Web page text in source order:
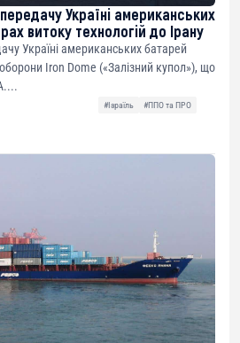
Україні американських
витоку технологій до Ірану
Україні американських батарей
Iron Dome («Залізний купол»), що
#Ізраїль
#ППО та ПРО